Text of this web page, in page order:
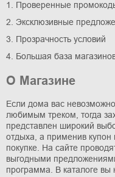
1. Проверенные
2. Эксклюзивные
3. Прозрачность условий
4. Большая база
О Магазине
Если дома вас
любимым треком, тогда
представлен широкий
отдыха, а применив
покупке. На сайте
выгодными
программа. В каталоге вы